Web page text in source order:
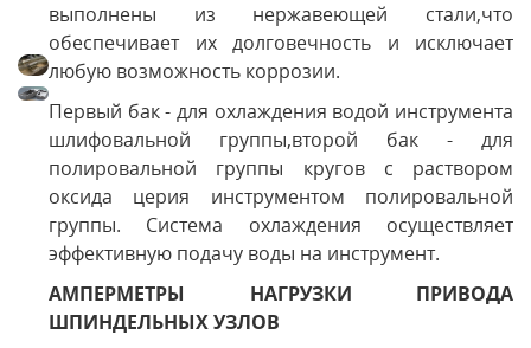
выполнены из нержавеющей стали,что
обеспечивает их долговечность и исключает
любую возможность коррозии.
Первый бак - для охлаждения водой инструмента
шлифовальной группы,второй бак - для
полировальной группы кругов с раствором
оксида церия инструментом полировальной
группы. Система охлаждения осуществляет
эффективную подачу воды на инструмент.
АМПЕРМЕТРЫ НАГРУЗКИ ПРИВОДА
ШПИНДЕЛЬНЫХ УЗЛОВ